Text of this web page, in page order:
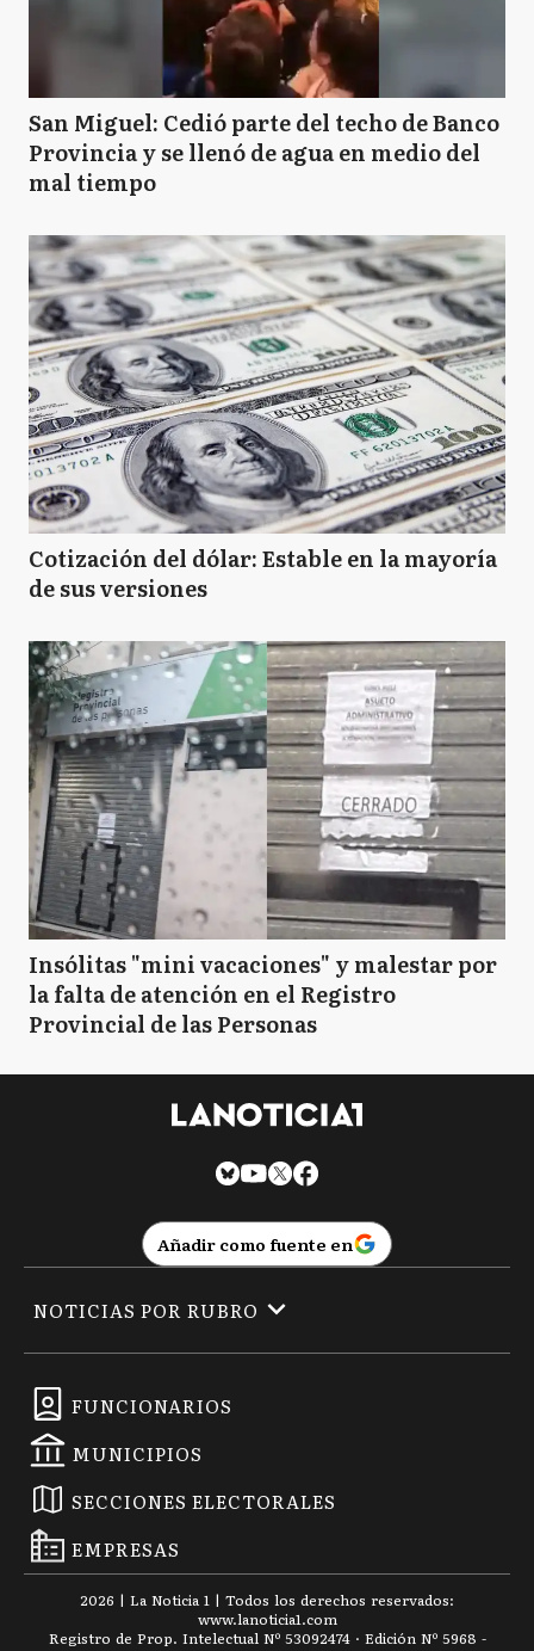
San Miguel: Cedió parte del techo de Banco
Provincia y se llenó de agua en medio del
mal tiempo
Cotización del dólar: Estable en la mayoría
de sus versiones
Insólitas "mini vacaciones" y malestar por
la falta de atención en el Registro
Provincial de las Personas
Añadir como fuente en
FUNCIONARIOS
MUNICIPIOS
SECCIONES ELECTORALES
EMPRESAS
NOTICIAS POR RUBRO
2026 | La Noticia 1 | Todos los derechos reservados:
www.lanoticia1.com
Registro de Prop. Intelectual Nº 53092474 · Edición Nº 5968 -